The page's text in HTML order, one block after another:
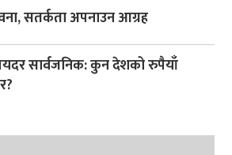
सतर्कता अपनाउन आग्रह
सार्वजनिक: कुन देशको रुपैयाँ